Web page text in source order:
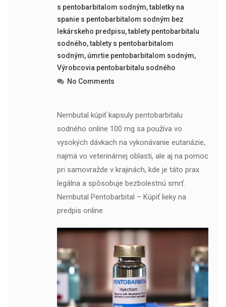
s pentobarbitalom sodným,tabletky na
spanie s pentobarbitalom sodným bez
lekárskeho predpisu,tablety pentobarbitalu
sodného,tablety s pentobarbitalom
sodným, úmrtie pentobarbitalom sodným,
Výrobcovia pentobarbitalu sodného
No Comments
Nembutal kúpiť kapsuly pentobarbitalu
sodného online 100 mg sa používa vo
vysokých dávkach na vykonávanie eutanázie,
najmä vo veterinárnej oblasti, ale aj na pomoc
pri samovražde v krajinách, kde je táto prax
legálna a spôsobuje bezbolestnú smrť.
Nembutal Pentobarbital – Kúpiť lieky na
predpis online